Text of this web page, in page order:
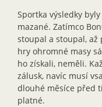
Sportka výsledky
mazané. Zatímco
stoupal a stoupal,
hry ohromné masy
ho získali, neměli.
zálusk, navíc musí
dlouhé měsíce před
platné.